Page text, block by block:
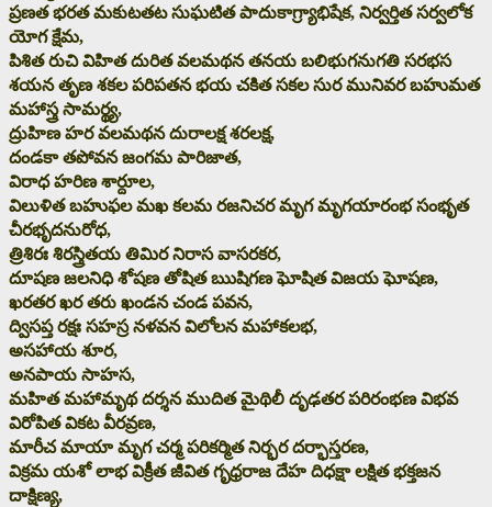
ప్రణత భరత మకుటతట సుఘటిత పాదుకాగ్ర్యాభిషేక, నిర్వర్తిత సర్వలోక
యోగ క్షేమ,
పిశిత రుచి విహిత దురిత వలమథన తనయ బలిభుగనుగతి సరభస
శయన తృణ శకల పరిపతన భయ చకిత సకల సుర మునివర బహుమత
మహాస్త్ర సామర్థ్య,
ద్రుహిణ హర వలమథన దురాలక్ష శరలక్ష,
దండకా తపోవన జంగమ పారిజాత,
విరాధ హరిణ శార్దూల,
విలుళిత బహుఫల మఖ కలమ రజనిచర మృగ మృగయారంభ సంభృత
చీరభృదనురోధ,
త్రిశిరః శిరస్త్రితయ తిమిర నిరాస వాసరకర,
దూషణ జలనిధి శోషణ తోషిత ఋషిగణ ఘోషిత విజయ ఘోషణ,
ఖరతర ఖర తరు ఖండన చండ పవన,
ద్విసప్త రక్షః సహస్ర నళవన విలోలన మహాకలభ,
అసహాయ శూర,
అనపాయ సాహస,
మహిత మహామృథ దర్శన ముదిత మైథిలీ దృఢతర పరిరంభణ విభవ
విరోపిత వికట వీరవ్రణ,
మారీచ మాయా మృగ చర్మ పరికర్మిత నిర్భర దర్భాస్తరణ,
విక్రమ యశో లాభ విక్రీత జీవిత గృధ్రరాజ దేహ దిధక్షా లక్షిత భక్తజన
దాక్షిణ్య,